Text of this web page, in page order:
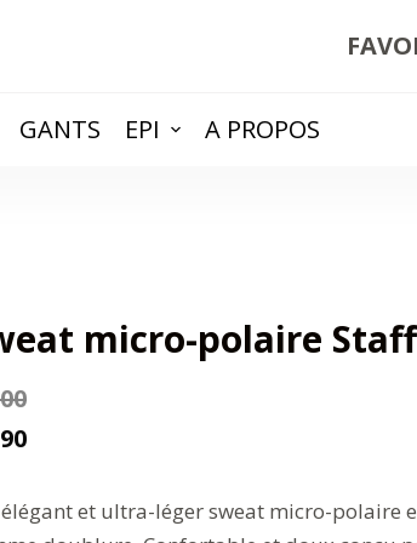
GANTS EPI A PROPOS
micro-polaire
élégant et ultra-léger sweat micro-polaire